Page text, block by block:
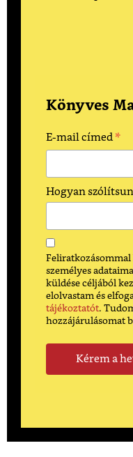
Könyves
E-mail címed*
Hogyan
személyes
küldése céljából
elolvastam és
tájékoztatót.
hozzájárulásomat